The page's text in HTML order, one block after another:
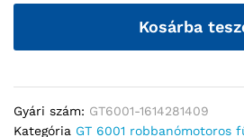
Kosárba
Gyári szám: GT6001-1614281409
Kategória GT 6001 robbanómotoros